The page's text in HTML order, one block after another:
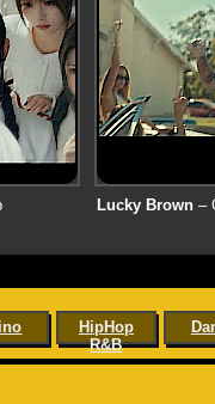
Lucky Brown–
HipHop
R&B